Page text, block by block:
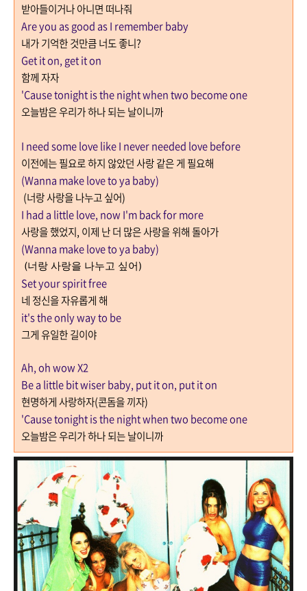
받아들이거나 아니면 떠나줘
Are you as good as I remember baby
내가 기억한 것만큼 너도 좋니?
Get it on, get it on
함께 자자
'Cause tonight is the night when two become one
오늘밤은 우리가 하나 되는 날이니까
I need some love like I never needed love before
이전에는 필요로 하지 않았던 사랑 같은 게 필요해
(Wanna make love to ya baby)
(너랑 사랑을 나누고 싶어)
I had a little love, now I'm back for more
사랑을 했었지, 이제 난 더 많은 사랑을 위해 돌아가
(Wanna make love to ya baby)
(너랑 사랑을 나누고 싶어)
Set your spirit free
네 정신을 자유롭게 해
it's the only way to be
그게 유일한 길이야
Ah, oh wow X2
Be a little bit wiser baby, put it on, put it on
현명하게 사랑하자(콘돔을 끼자)
'Cause tonight is the night when two become one
오늘밤은 우리가 하나 되는 날이니까